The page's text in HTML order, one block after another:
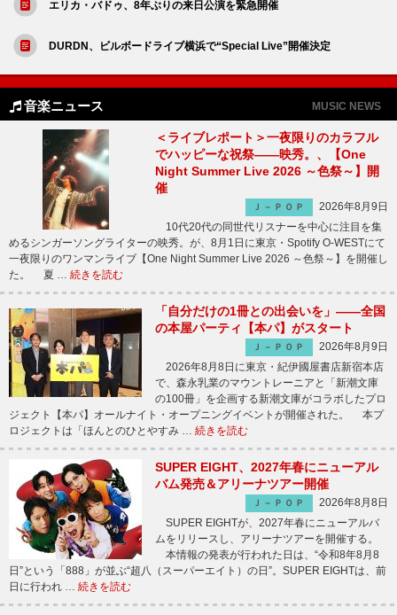
エリカ・バドゥ、8年ぶりの来日公演を緊急開催
DURDN、ビルボードライブ横浜で“Special Live”開催決定
音楽ニュース MUSIC NEWS
＜ライブレポート＞一夜限りのカラフル
でハッピーな祝祭――映秀。、【One
Night Summer Live 2026 ～色祭～】開
催
Ｊ－ＰＯＰ
2026年8月9日
10代20代の同世代リスナーを中心に注目を集
めるシンガーソングライターの映秀。が、8月1日に東京・Spotify O-WESTにて
一夜限りのワンマンライブ【One Night Summer Live 2026 ～色祭～】を開催し
た。 夏 … 続きを読む
「自分だけの1冊との出会いを」――全国
の本屋パーティ【本パ】がスタート
Ｊ－ＰＯＰ
2026年8月9日
2026年8月8日に東京・紀伊國屋書店新宿本店
で、森永乳業のマウントレーニアと「新潮文庫
の100冊」を企画する新潮文庫がコラボしたプロ
ジェクト【本パ】オールナイト・オープニングイベントが開催された。 本プ
ロジェクトは「ほんとのひとやすみ … 続きを読む
SUPER EIGHT、2027年春にニューアル
バム発売＆アリーナツアー開催
Ｊ－ＰＯＰ
2026年8月8日
SUPER EIGHTが、2027年春にニューアルバ
ムをリリースし、アリーナツアーを開催する。
本情報の発表が行われた日は、“令和8年8月8
日”という「888」が並ぶ“超八（スーパーエイト）の日”。SUPER EIGHTは、前
日に行われ … 続きを読む